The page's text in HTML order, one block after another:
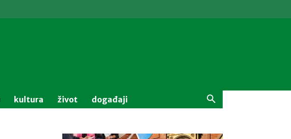
kultura život događaji